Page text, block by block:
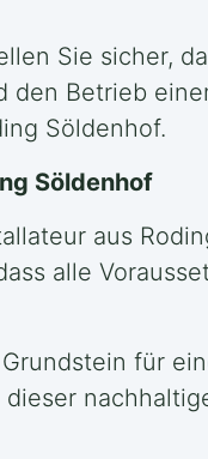
Sie sicher,
Betrieb
Söldenhof.
Söldenhof
aus
alle
für